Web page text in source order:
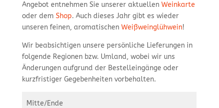
Angebot entnehmen Sie unserer aktuellen Weinkarte
oder dem Shop. Auch dieses Jahr gibt es wieder
unseren feinen, aromatischen Weißweinglühwein!
Wir beabsichtigen unsere persönliche Lieferungen in
folgende Regionen bzw. Umland, wobei wir uns
Änderungen aufgrund der Bestelleingänge oder
kurzfristiger Gegebenheiten vorbehalten.
Mitte/Ende